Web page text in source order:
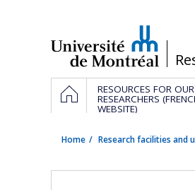
/
Navigation
principale
HOMERESOURCES FOR OUR
RESEARCHERS
WEBSITE)
Home Research facilities and